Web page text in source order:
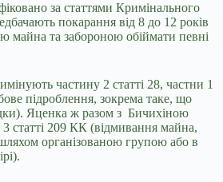
за статтями Кримінального
покарання від 8 до 12 років
майна та забороною обіймати певні
частину 2 статті 28, частни 1
підроблення, зокрема таке, що
Яценка ж разом з Бичихіною
статті 209 КК (відмивання майна,
організованою групою або в